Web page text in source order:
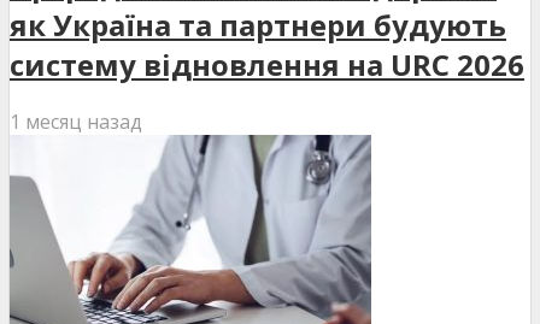
як Україна та партнери будують
систему відновлення на URC 2026
1 месяц назад